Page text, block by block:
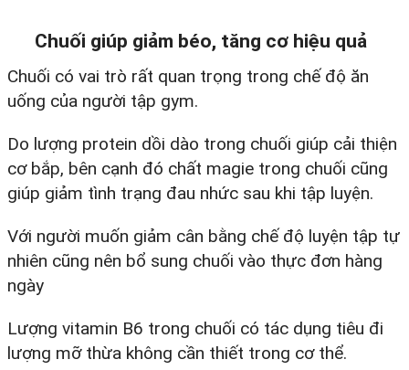
Chuối giúp giảm béo, tăng cơ hiệu quả
Chuối có vai trò rất quan trọng trong chế độ ăn
uống của người tập gym.
Do lượng protein dồi dào trong chuối giúp cải thiện
cơ bắp, bên cạnh đó chất magie trong chuối cũng
giúp giảm tình trạng đau nhức sau khi tập luyện.
Với người muốn giảm cân bằng chế độ luyện tập tự
nhiên cũng nên bổ sung chuối vào thực đơn hàng
ngày
Lượng vitamin B6 trong chuối có tác dụng tiêu đi
lượng mỡ thừa không cần thiết trong cơ thể.